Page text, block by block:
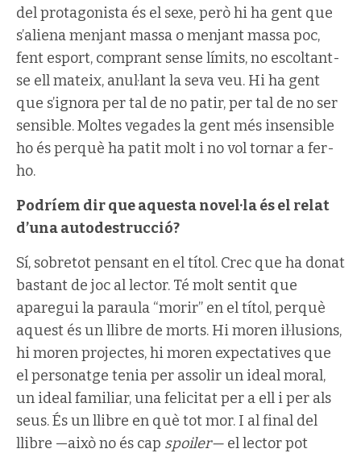
del protagonista és el sexe, però hi ha gent que
s’aliena menjant massa o menjant massa poc,
fent esport, comprant sense límits, no escoltant-
se ell mateix, anul·lant la seva veu. Hi ha gent
que s’ignora per tal de no patir, per tal de no ser
sensible. Moltes vegades la gent més insensible
ho és perquè ha patit molt i no vol tornar a fer-
ho.
Podríem dir que aquesta novel·la és el relat
d’una autodestrucció?
Sí, sobretot pensant en el títol. Crec que ha donat
bastant de joc al lector. Té molt sentit que
aparegui la paraula “morir” en el títol, perquè
aquest és un llibre de morts. Hi moren il·lusions,
hi moren projectes, hi moren expectatives que
el personatge tenia per assolir un ideal moral,
un ideal familiar, una felicitat per a ell i per als
seus. És un llibre en què tot mor. I al final del
llibre —això no és cap spoiler— el lector pot